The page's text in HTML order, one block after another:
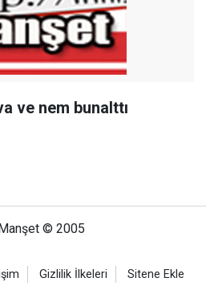
ve nem bunalttı
© 2005
Gizlilik İlkeleri Sitene Ekle